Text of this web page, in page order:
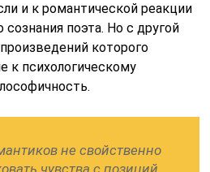
и к романтической реакции
поэта. Но с другой
которого
к психологическому
не свойственно
чувства с позиций